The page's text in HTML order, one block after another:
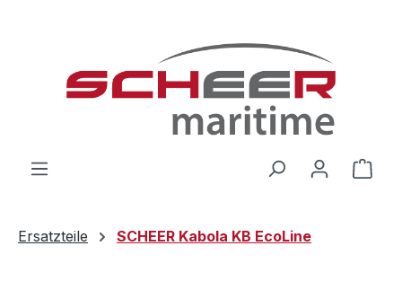
Ersatzteile SCHEER Kabola KB EcoLine